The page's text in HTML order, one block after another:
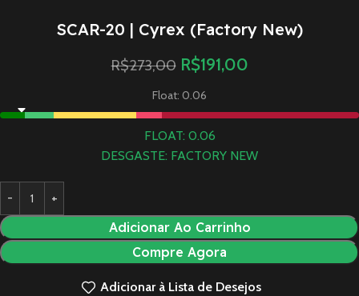
SCAR-20 | Cyrex (Factory New)
R$273,00 R$191,00
Float: 0.06
FLOAT: 0.06
DESGASTE: FACTORY NEW
Adicionar Ao Carrinho
Compre Agora
Adicionar à Lista de Desejos